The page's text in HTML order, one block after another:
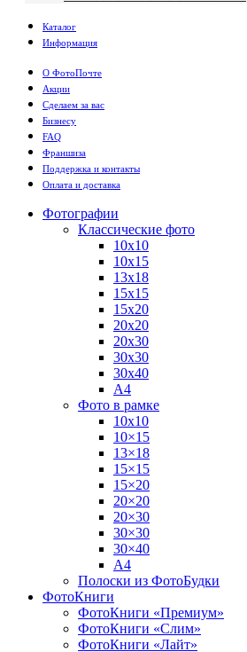
Каталог
Информация
О ФотоПочте
Акции
Сделаем за вас
Бизнесу
FAQ
Франшиза
Поддержка и контакты
Оплата и доставка
Фотографии
Классические фото
10х10
10х15
13х18
15х15
15х20
20х20
20х30
30х30
30х40
А4
Фото в рамке
10х10
10×15
13×18
15×15
15×20
20×20
20×30
30×30
30×40
A4
Полоски из ФотоБудки
ФотоКниги
ФотоКниги «Премиум»
ФотоКниги «Слим»
ФотоКниги «Лайт»